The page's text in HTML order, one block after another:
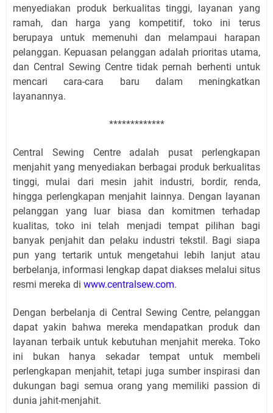
menyediakan produk berkualitas tinggi, layanan yang
ramah, dan harga yang kompetitif, toko ini terus
berupaya untuk memenuhi dan melampaui harapan
pelanggan. Kepuasan pelanggan adalah prioritas utama,
dan Central Sewing Centre tidak pernah berhenti untuk
mencari cara-cara baru dalam meningkatkan
layanannya.
*************
Central Sewing Centre adalah pusat perlengkapan
menjahit yang menyediakan berbagai produk berkualitas
tinggi, mulai dari mesin jahit industri, bordir, renda,
hingga perlengkapan menjahit lainnya. Dengan layanan
pelanggan yang luar biasa dan komitmen terhadap
kualitas, toko ini telah menjadi tempat pilihan bagi
banyak penjahit dan pelaku industri tekstil. Bagi siapa
pun yang tertarik untuk mengetahui lebih lanjut atau
berbelanja, informasi lengkap dapat diakses melalui situs
resmi mereka di www.centralsew.com.
Dengan berbelanja di Central Sewing Centre, pelanggan
dapat yakin bahwa mereka mendapatkan produk dan
layanan terbaik untuk kebutuhan menjahit mereka. Toko
ini bukan hanya sekadar tempat untuk membeli
perlengkapan menjahit, tetapi juga sumber inspirasi dan
dukungan bagi semua orang yang memiliki passion di
dunia jahit-menjahit.